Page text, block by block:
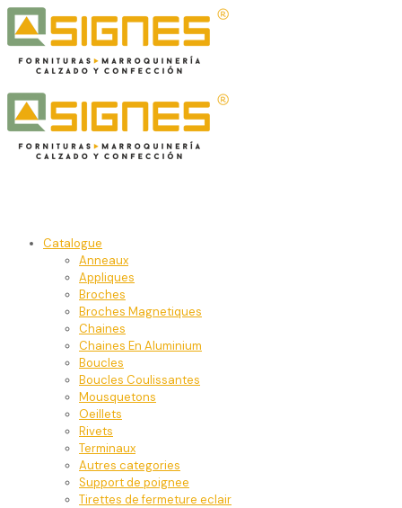
Catalogue
Anneaux
Appliques
Broches
Broches Magnetiques
Chaines
Chaines En Aluminium
Boucles
Boucles Coulissantes
Mousquetons
Oeillets
Rivets
Terminaux
Autres categories
Support de poignee
Tirettes de fermeture eclair